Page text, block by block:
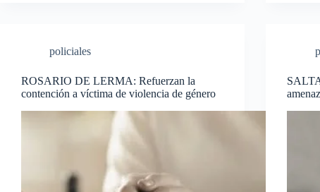
policiales
ROSARIO DE LERMA: Refuerzan la
contención a víctima de violencia de género